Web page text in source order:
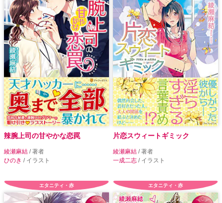
辣腕上司の甘やかな恋罠
綾瀬麻結 / 著者
ひのき / イラスト
片恋スウィートギミック
綾瀬麻結 / 著者
一成二志 / イラスト
エタニティ・赤 エタニティ・赤